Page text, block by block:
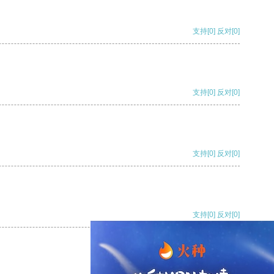
支持[0] 反对[0]
支持[0] 反对[0]
支持[0] 反对[0]
支持[0] 反对[0]